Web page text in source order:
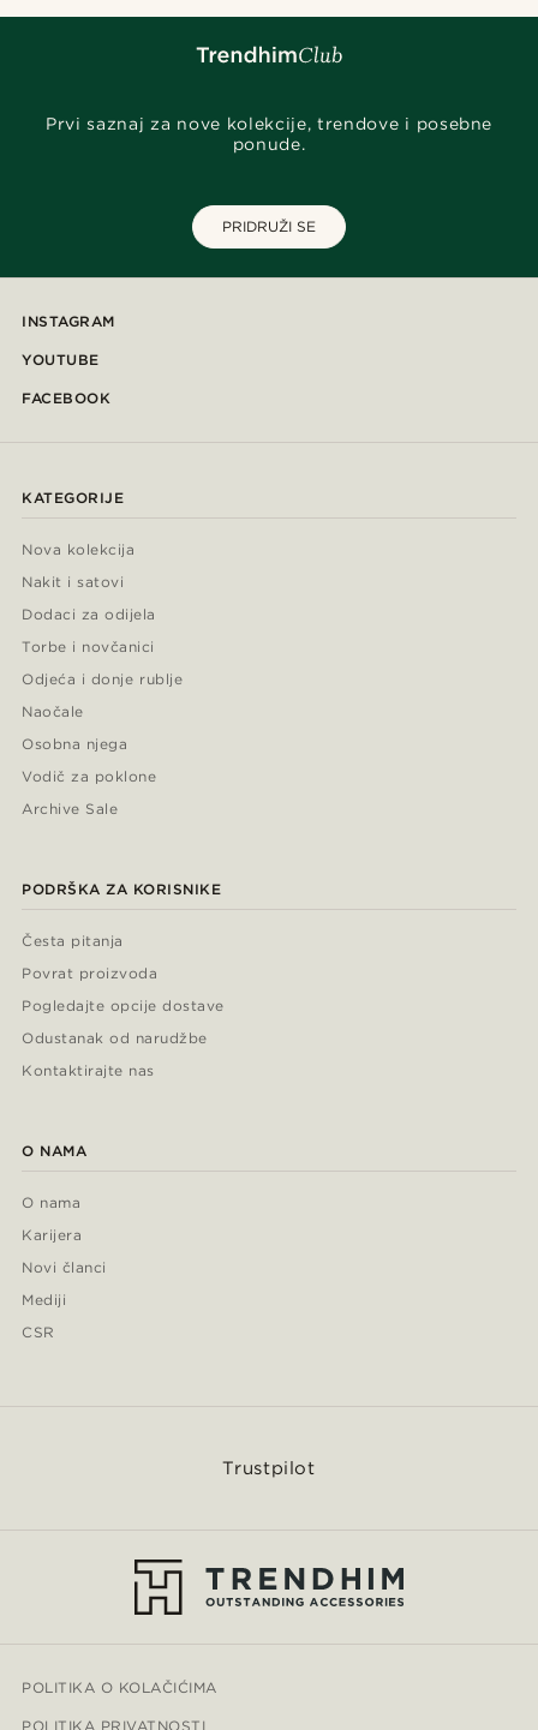
Prvi saznaj za nove kolekcije, trendove i posebne
ponude.
PRIDRUŽI SE
INSTAGRAM
YOUTUBE
FACEBOOK
KATEGORIJE
Nova kolekcija
Nakit i satovi
Dodaci za odijela
Torbe i novčanici
Odjeća i donje rublje
Naočale
Osobna njega
Vodič za poklone
Archive Sale
PODRŠKA ZA KORISNIKE
Česta pitanja
Povrat proizvoda
Pogledajte opcije dostave
Odustanak od narudžbe
Kontaktirajte nas
O NAMA
O nama
Karijera
Novi članci
Mediji
CSR
Trustpilot
POLITIKA O KOLAČIĆIMA
POLITIKA PRIVATNOSTI